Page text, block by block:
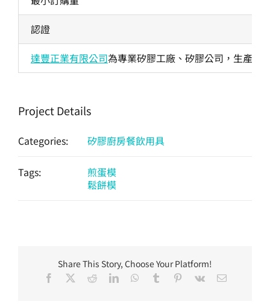
認證
達豐正業有限公司為專業矽膠工廠、矽膠公司，生產各
Project Details
Categories: 矽膠廚房餐飲用具
Tags:
煎蛋模
鬆餅模
Share This Story, Choose Your Platform!
Facebook RedditLinkedInWhatsApp
Tumblr Pinterest
Vk Email: